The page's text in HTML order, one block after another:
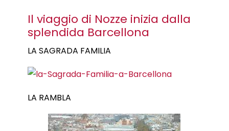
Il viaggio di Nozze inizia dalla
splendida Barcellona
LA SAGRADA FAMILIA
LA RAMBLA